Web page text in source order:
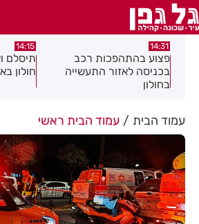
14:31
פצוע בהתהפכות רכב
בכניסה לאזור התעשייה
בחולון
14:15
תיסלם
חולון
עמוד הבית עמוד הבית ראשי